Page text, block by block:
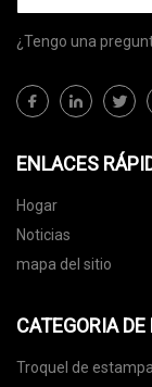
¿Tengo una
ENLACES
Hogar
Noticias
mapa del sitio
CATEGORIA
Troquel de